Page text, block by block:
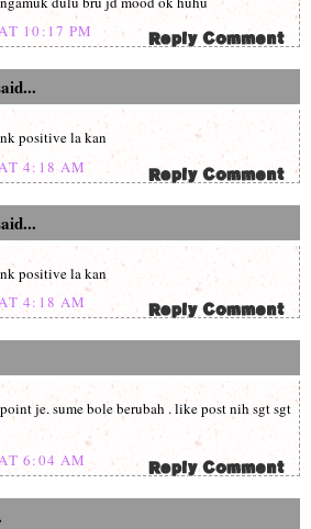
10:17 PM
positive la kan
4:18 AM
positive la kan
4:18 AM
je. sume bole berubah . like post nih sgt sgt
6:04 AM